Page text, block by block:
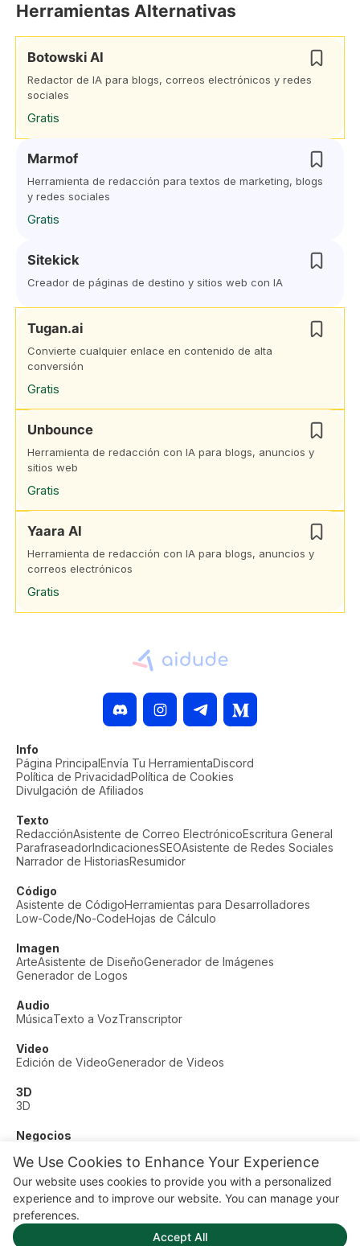
We Use Cookies to Enhance Your Experience
Our website uses cookies to provide you with a personalized
experience and to improve our website. You can manage your
preferences.
Accept All
Herramientas Alternativas
Botowski AI
Redactor de IA para blogs, correos electrónicos y redes
sociales
Gratis
Marmof
Herramienta de redacción para textos de marketing, blogs
y redes sociales
Gratis
Sitekick
Creador de páginas de destino y sitios web con IA
Tugan.ai
Convierte cualquier enlace en contenido de alta
conversión
Gratis
Unbounce
Herramienta de redacción con IA para blogs, anuncios y
sitios web
Gratis
Yaara AI
Herramienta de redacción con IA para blogs, anuncios y
correos electrónicos
Gratis
Info
Página PrincipalEnvía Tu HerramientaDiscord
Política de PrivacidadPolítica de Cookies
Divulgación de Afiliados
Texto
RedacciónAsistente de Correo ElectrónicoEscritura General
ParafraseadorIndicacionesSEOAsistente de Redes Sociales
Narrador de HistoriasResumidor
Código
Asistente de CódigoHerramientas para Desarrolladores
Low-Code/No-CodeHojas de Cálculo
Imagen
ArteAsistente de DiseñoGenerador de Imágenes
Generador de Logos
Audio
MúsicaTexto a VozTranscriptor
Video
Edición de VideoGenerador de Videos
3D
3D
Negocios
Otros
Educación Fitness
© AI Dude, on your service since 2023. All rights reserved.
Manage Cookies